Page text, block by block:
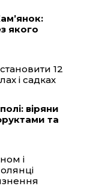
якого
12
і садках
віряни
та
і